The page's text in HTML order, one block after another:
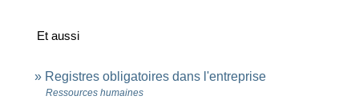
Et aussi
Registres obligatoires dans l'entreprise
Ressources humaines